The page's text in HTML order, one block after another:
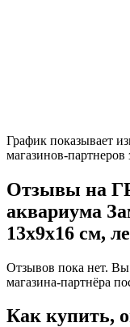
График показывает
магазинов-партнеров
Отзывы на
аквариума
13х9х16 см,
Отзывов пока нет. Вы
магазина-партнёра
Как купить,